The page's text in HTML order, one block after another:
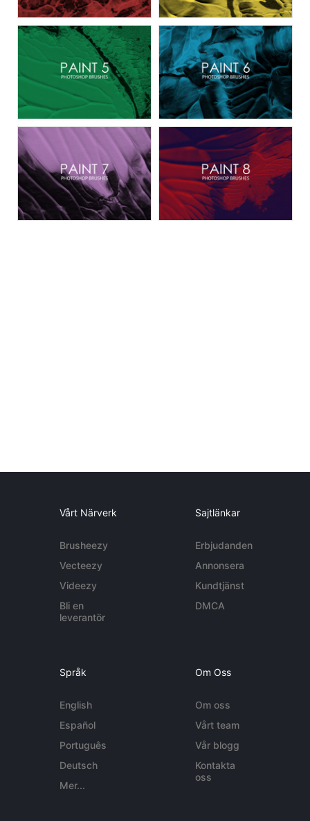
Vårt Närverk
Brusheezy
Vecteezy
Videezy
Bli en
leverantör
Sajtlänkar
Erbjudanden
Annonsera
Kundtjänst
DMCA
Språk
English
Español
Português
Deutsch
Mer...
Om Oss
Om oss
Vårt team
Vår blogg
Kontakta
oss